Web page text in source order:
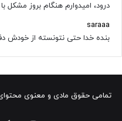
درود، امیدوارم هنگام بروز مشکل
saraaa
بنده خدا حتی نتونسته از خودش
تمامی حقوق مادی و معنوی